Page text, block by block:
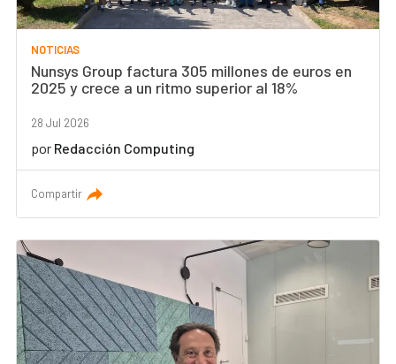
NOTICIAS
Nunsys Group factura 305 millones de euros en
2025 y crece a un ritmo superior al 18%
28 Jul 2026
por Redacción Computing
Compartir